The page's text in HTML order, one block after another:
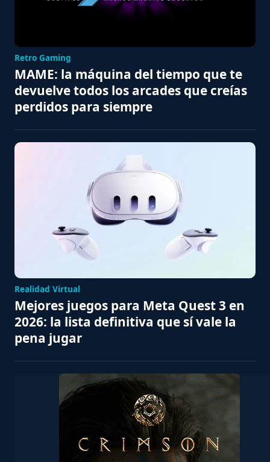
Retro Gaming
MAME: la máquina del tiempo que te
devuelve todos los arcades que creías
perdidos para siempre
Realidad Virtual
Mejores juegos para Meta Quest 3 en
2026: la lista definitiva que sí vale la
pena jugar